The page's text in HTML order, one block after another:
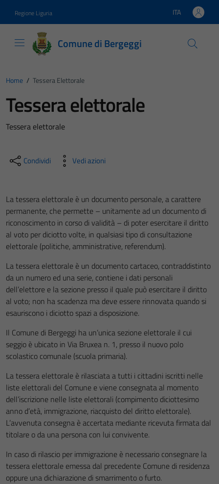
Regione Liguria Lingua attiva:
ITA
Comune di Bergeggi
Home / Tessera Elettorale
Tessera elettorale
Tessera elettorale
Condividi Vedi azioni
La tessera elettorale è un documento personale, a carattere
permanente, che permette – unitamente ad un documento di
riconoscimento in corso di validità – di poter esercitare il diritto
al voto per diciotto volte, in qualsiasi tipo di consultazione
elettorale (politiche, amministrative, referendum).
La tessera elettorale è un documento cartaceo, contraddistinto
da un numero ed una serie, contiene i dati personali
dell’elettore e la sezione presso il quale può esercitare il diritto
al voto; non ha scadenza ma deve essere rinnovata quando si
esauriscono i diciotto spazi a disposizione.
Il Comune di Bergeggi ha un’unica sezione elettorale il cui
seggio è ubicato in Via Bruxea n. 1, presso il nuovo polo
scolastico comunale (scuola primaria).
La tessera elettorale è rilasciata a tutti i cittadini iscritti nelle
liste elettorali del Comune e viene consegnata al momento
dell’iscrizione nelle liste elettorali (compimento diciottesimo
anno d’età, immigrazione, riacquisto del diritto elettorale).
L’avvenuta consegna è accertata mediante ricevuta firmata dal
titolare o da una persona con lui convivente.
In caso di rilascio per immigrazione è necessario consegnare la
tessera elettorale emessa dal precedente Comune di residenza
oppure una dichiarazione di smarrimento o furto.